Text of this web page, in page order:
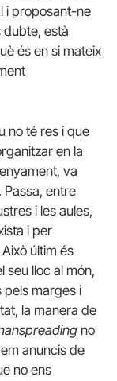
i proposant-ne
dubte, està
és en si mateix
no té res i que
en la
va
Passa, entre
i les aules,
i per
últim és
seu lloc al món,
pels marges i
la manera de
no
anuncis de
no ens